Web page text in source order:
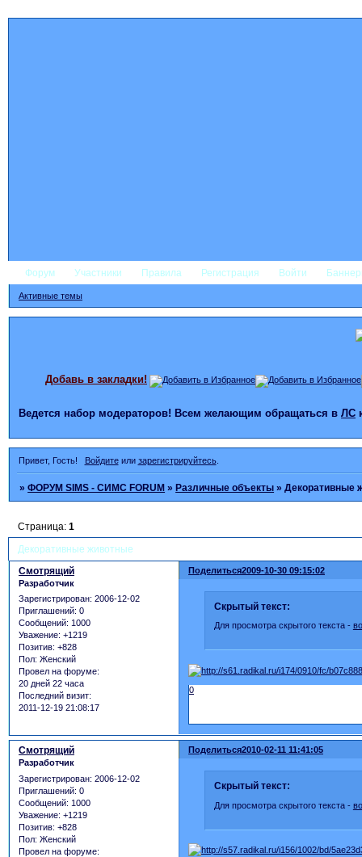
Форум Участники Правила Регистрация Войти
Активные темы
Добавь в закладки!
Ведется набор модераторов! Всем желающим обращаться в ЛС
Привет, Гость! Войдитеили зарегистрируйтесь.
»ФОРУМ SIMS - СИМС FORUM »Различные объекты »Декоративные
Декоративные животные
Страница:1
Поделиться2009-10-30 09:15:02
Смотрящий
Разработчик
Зарегистрирован: 2006-12-02
Приглашений: 0
Сообщений: 1000
Уважение: +1219
Позитив: +828
Пол: Женский
Провел на форуме:
20 дней 22 часа
Последний визит:
2011-12-19 21:08:17
Скрытый текст:
Для просмотра скрытого текста -
0
Поделиться2010-02-11 11:41:05
Смотрящий
Разработчик
Зарегистрирован: 2006-12-02
Приглашений: 0
Сообщений: 1000
Уважение: +1219
Позитив: +828
Пол: Женский
Провел на форуме:
Скрытый текст:
Для просмотра скрытого текста -